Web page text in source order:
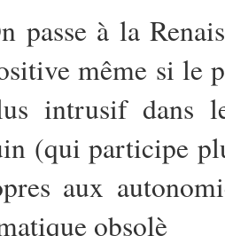
passe à la
même si le
intrusif dans
(qui participe
aux
obsolè